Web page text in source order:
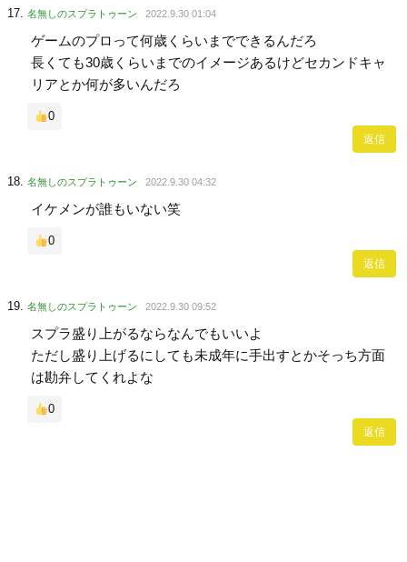
名無しのスプラトゥーン 2022.9.30 01:04
ゲームのプロって何歳くらいまでできるんだろ
長くても30歳くらいまでのイメージあるけどセカンドキャ
リアとか何が多いんだろ
0
返信
名無しのスプラトゥーン 2022.9.30 04:32
イケメンが誰もいない笑
0
返信
名無しのスプラトゥーン 2022.9.30 09:52
スプラ盛り上がるならなんでもいいよ
ただし盛り上げるにしても未成年に手出すとかそっち方面
は勘弁してくれよな
0
返信